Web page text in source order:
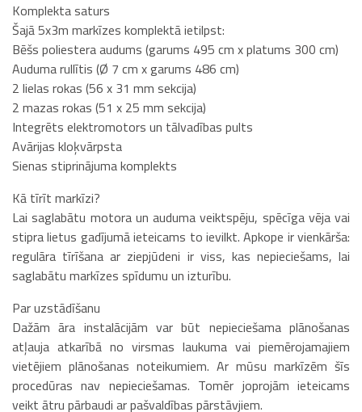
Komplekta saturs
Šajā 5x3m markīzes komplektā ietilpst:
Bēšs poliestera audums (garums 495 cm x platums 300 cm)
Auduma rullītis (Ø 7 cm x garums 486 cm)
2 lielas rokas (56 x 31 mm sekcija)
2 mazas rokas (51 x 25 mm sekcija)
Integrēts elektromotors un tālvadības pults
Avārijas kloķvārpsta
Sienas stiprinājuma komplekts
Kā tīrīt markīzi?
Lai saglabātu motora un auduma veiktspēju, spēcīga vēja vai
stipra lietus gadījumā ieteicams to ievilkt. Apkope ir vienkārša:
regulāra tīrīšana ar ziepjūdeni ir viss, kas nepieciešams, lai
saglabātu markīzes spīdumu un izturību.
Par uzstādīšanu
Dažām āra instalācijām var būt nepieciešama plānošanas
atļauja atkarībā no virsmas laukuma vai piemērojamajiem
vietējiem plānošanas noteikumiem. Ar mūsu markīzēm šīs
procedūras nav nepieciešamas. Tomēr joprojām ieteicams
veikt ātru pārbaudi ar pašvaldības pārstāvjiem.